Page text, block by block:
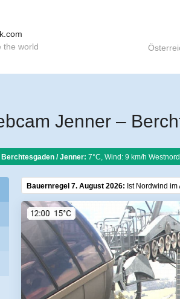
the world
Jenner –
Berchtesgaden / Jenner: 7°C, Wind: 9 km/h
Bauernregel 7. August 2026: Ist Nordwind